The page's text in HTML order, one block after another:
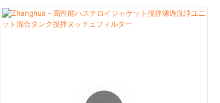
ヤーと卸売業者をご紹介します。その他の工業